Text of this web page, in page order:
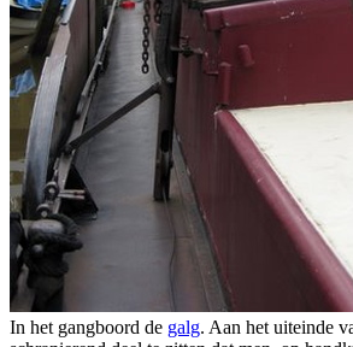
In het gangboord de galg. Aan het uiteinde